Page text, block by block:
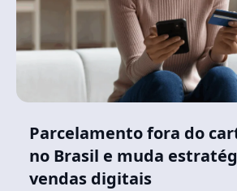
Parcelamento fora do
no Brasil e muda
vendas digitais